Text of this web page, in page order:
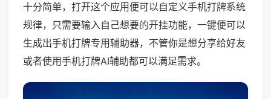
十分简单，打开这个应用便可以自定义手机打牌系统
规律，只需要输入自己想要的开挂功能，一键便可以
生成出手机打牌专用辅助器，不管你是想分享给好友
或者使用手机打牌AI辅助都可以满足需求。